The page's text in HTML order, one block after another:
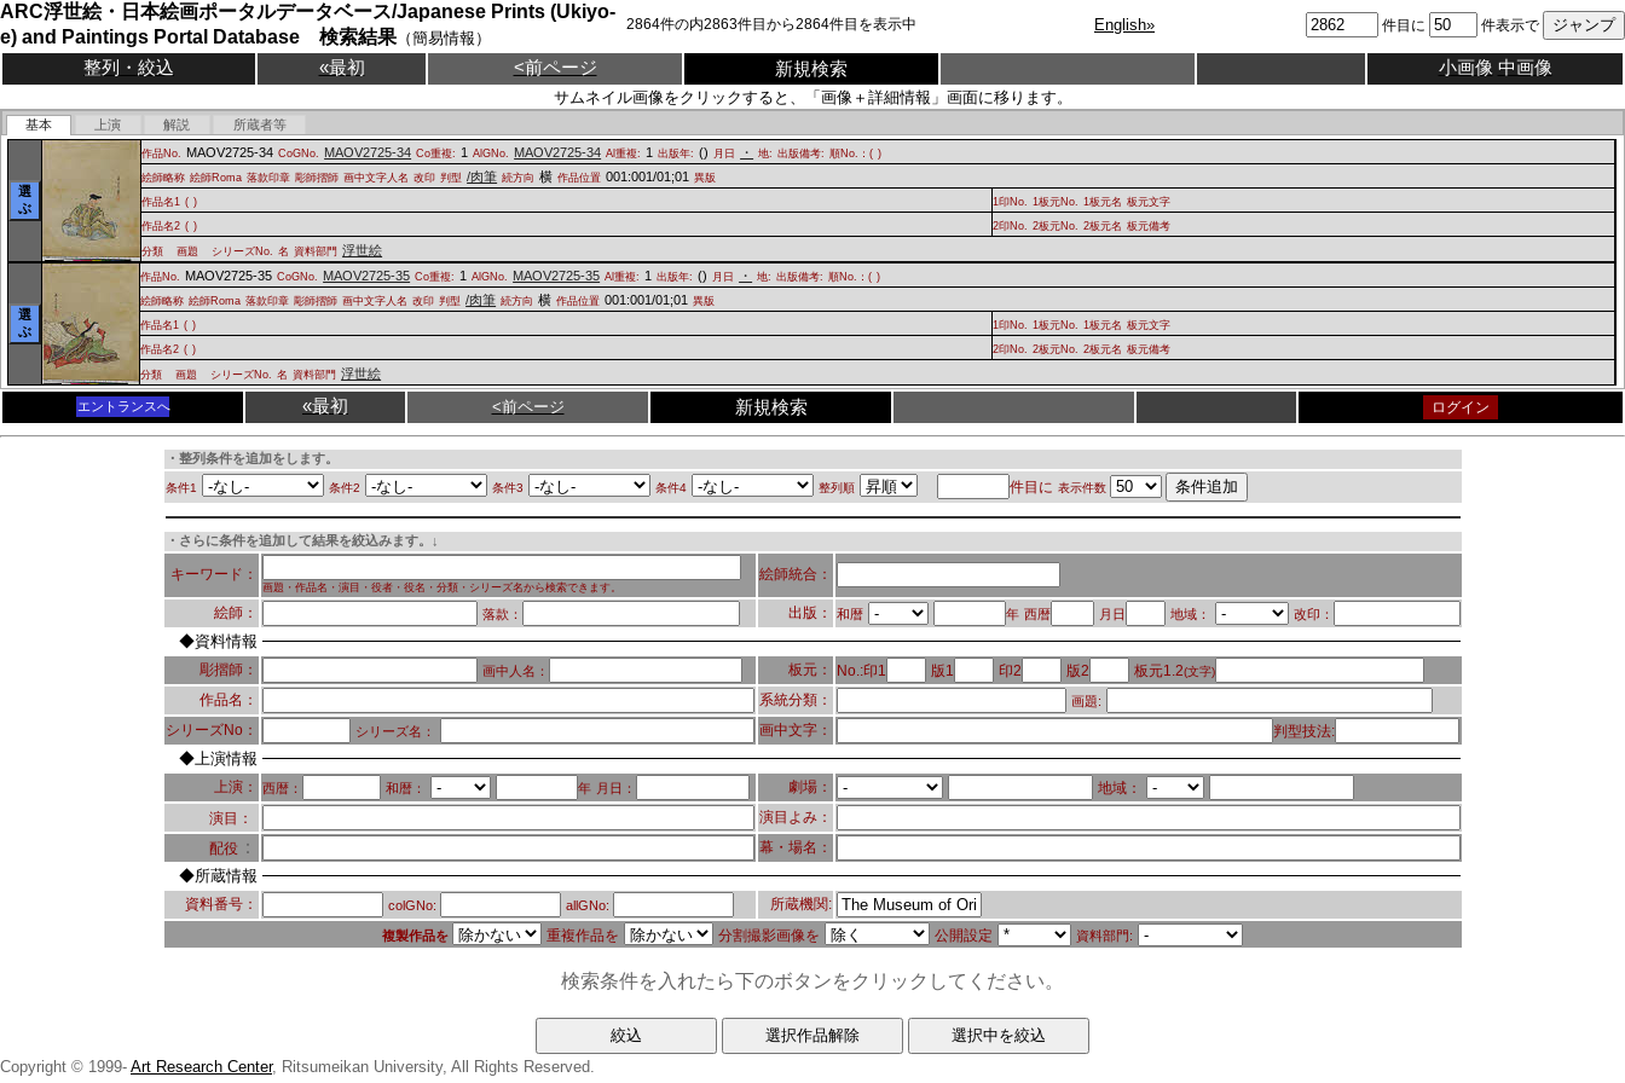
ARC浮世絵・日本絵画ポータルデータベース/Japanese Prints (Ukiyo-
e) and Paintings Portal Database 検索結果（簡易情報）
2864件の内2863件目から2864件目を表示中 English» 件目に 件表示で
整列・絞込 «最初 <前ページ 新規検索 小画像 中画像
サムネイル画像をクリックすると、「画像＋詳細情報」画面に移ります。
基本 上演 解説 所蔵者等
選
ぶ
作品No. MAOV2725-34 CoGNo. MAOV2725-34 Co重複: 1 AlGNo. MAOV2725-34 Al重複: 1 出版年: () 月日 ・ 地: 出版備考: 順No.：( )
絵師略称 絵師Roma 落款印章 彫師摺師 画中文字人名 改印 判型 /肉筆 続方向 横 作品位置 001:001/01;01
異版
作品名1
( ) 1印No. 1板元No. 1板元名 板元文字
作品名2 ( ) 2印No. 2板元No. 2板元名 板元備考
分類 画題 シリーズNo. 名 資料部門 浮世絵
選
ぶ
作品No. MAOV2725-35 CoGNo. MAOV2725-35 Co重複: 1 AlGNo. MAOV2725-35 Al重複: 1 出版年: () 月日 ・ 地: 出版備考: 順No.：( )
絵師略称 絵師Roma 落款印章 彫師摺師 画中文字人名 改印 判型 /肉筆 続方向 横 作品位置 001:001/01;01
異版
作品名1
( ) 1印No. 1板元No. 1板元名 板元文字
作品名2 ( ) 2印No. 2板元No. 2板元名 板元備考
分類 画題 シリーズNo. 名 資料部門 浮世絵
エントランスへ «最初 <前ページ 新規検索 ログイン
・整列条件を追加をします。
条件1 条件2 条件3 条件4 整列順 件目に 表示件数
・さらに条件を追加して結果を絞込みます。↓
キーワード：
画題・作品名・演目・役者・役名・分類・シリーズ名から検索できます。
絵師統合：
絵師： 落款： 出版： 和暦 年 西暦 月日 地域： 改印：
◆資料情報
彫摺師： 画中人名： 板元： No.:印1 版1 印2 版2 板元1.2(文字)
作品名： 系統分類： 画題:
シリーズNo： シリーズ名： 画中文字： 判型技法:
◆上演情報
上演： 西暦： 和暦： 年 月日： 劇場：
地域：
演目：
演目よみ：
配役 ： 幕・場名：
◆所蔵情報
資料番号： colGNo: allGNo: 所蔵機関:
複製作品を 重複作品を 分割撮影画像を 公開設定 資料部門:
検索条件を入れたら下のボタンをクリックしてください。
Copyright © 1999- Art Research Center, Ritsumeikan University, All Rights Reserved.